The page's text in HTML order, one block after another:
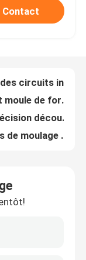
Contact
Pour le processus de moulage des circuits intégrés à l'épreuve de la rouille
Personnalisation de l'électroplatage IC cadre plomb estampage moule dans le semi-conducteur
Fabrication de moules semi-conducteurs personnalisables